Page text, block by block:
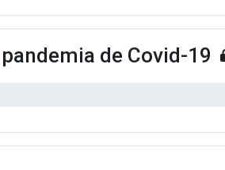
de Covid-19